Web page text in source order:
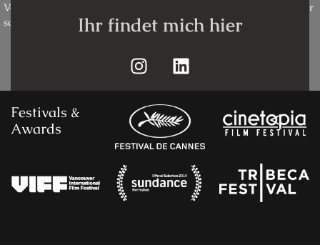
Verwertung außerhalb der Grenzen des Urheberrechts bedürfen der
schriftlichen Zustimmung des jeweiligen Autors bzw. Erstellers.
Ihr findet mich hier
Festivals &
Awards